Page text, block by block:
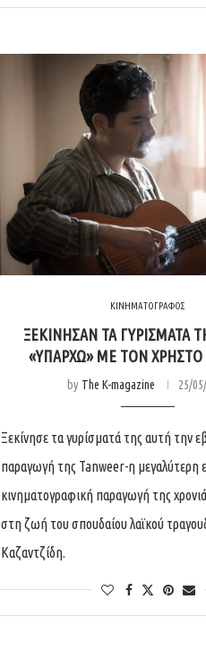
ΚΙΝΗΜΑΤΟΓΡΑΦΟΣ
ΞΕΚΙΝΗΣΑΝ ΤΑ ΓΥΡΙΣΜΑΤΑ
«ΥΠΑΡΧΩ» ΜΕ ΤΟΝ
by The K-magazine 25/
Ξεκίνησε τα γυρίσματά της αυτή την
παραγωγή της Tanweer-η μεγαλύτερη
κινηματογραφική παραγωγή της
στη ζωή του σπουδαίου λαϊκού
Καζαντζίδη.